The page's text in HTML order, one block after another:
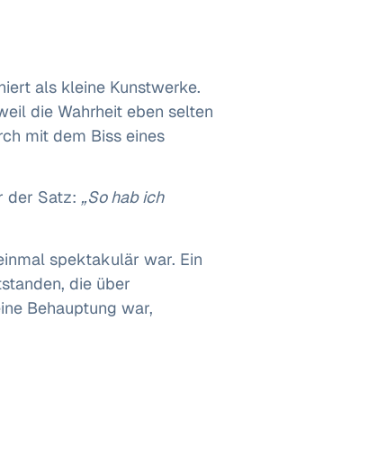
als kleine Kunstwerke.
die Wahrheit eben selten
mit dem Biss eines
der Satz: „So hab ich
spektakulär war. Ein
die über
Behauptung war,